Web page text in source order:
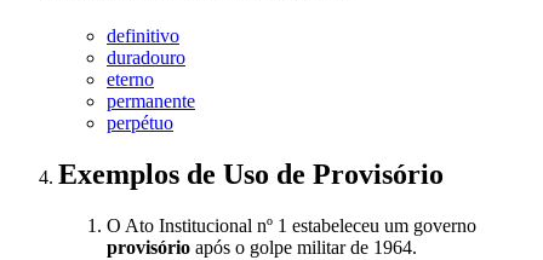
definitivo
duradouro
eterno
permanente
perpétuo
Exemplos de Uso de Provisório
O Ato Institucional nº 1 estabeleceu um governo
provisório após o golpe militar de 1964.